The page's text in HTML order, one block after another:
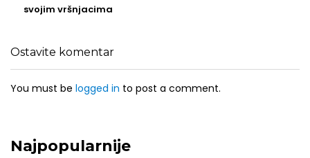
svojim vršnjacima
Ostavite komentar
You must be logged in to post a comment.
Najpopularnije